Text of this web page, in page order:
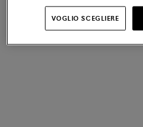
VOGLIO SCEGLIERE